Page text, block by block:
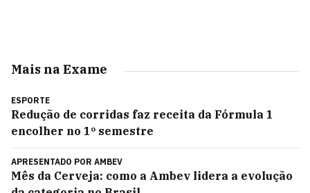
Mais na Exame
ESPORTE
Redução de corridas faz receita da Fórmula 1
encolher no 1º semestre
APRESENTADO POR AMBEV
Mês da Cerveja: como a Ambev lidera a evolução